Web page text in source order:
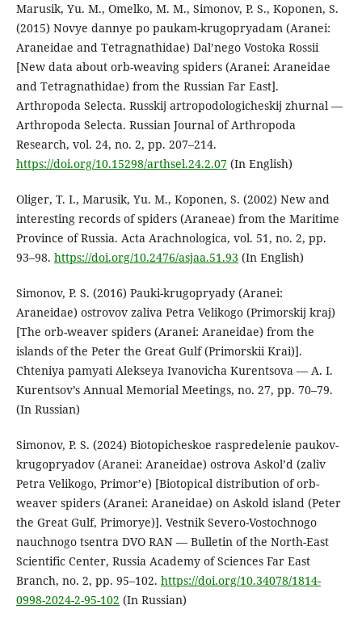
Marusik, Yu. M., Omelko, M. M., Simonov, P. S., Koponen, S.
(2015) Novye dannye po paukam-krugopryadam (Aranei:
Araneidae and Tetragnathidae) Dal’nego Vostoka Rossii
[New data about orb-weaving spiders (Aranei: Araneidae
and Tetragnathidae) from the Russian Far East].
Arthropoda Selecta. Russkij artropodologicheskij zhurnal —
Arthropoda Selecta. Russian Journal of Arthropoda
Research, vol. 24, no. 2, pp. 207–214.
https://doi.org/10.15298/arthsel.24.2.07(In English)
Oliger, T. I., Marusik, Yu. M., Koponen, S. (2002) New and
interesting records of spiders (Araneae) from the Maritime
Province of Russia. Acta Arachnologica, vol. 51, no. 2, pp.
93–98. https://doi.org/10.2476/asjaa.51.93 (In English)
Simonov, P. S. (2016) Pauki-krugopryady (Aranei:
Araneidae) ostrovov zaliva Petra Velikogo (Primorskij kraj)
[The orb-weaver spiders (Aranei: Araneidae) from the
islands of the Peter the Great Gulf (Primorskii Krai)].
Chteniya pamyati Alekseya Ivanovicha Kurentsova — A. I.
Kurentsov’s Annual Memorial Meetings, no. 27, pp. 70–79.
(In Russian)
Simonov, P. S. (2024) Biotopicheskoe raspredelenie paukov-
krugopryadov (Aranei: Araneidae) ostrova Askol’d (zaliv
Petra Velikogo, Primor’e) [Biotopical distribution of orb-
weaver spiders (Aranei: Araneidae) on Askold island (Peter
the Great Gulf, Primorye)]. Vestnik Severo-Vostochnogo
nauchnogo tsentra DVO RAN — Bulletin of the North-East
Scientific Center, Russia Academy of Sciences Far East
Branch, no. 2, pp. 95–102. https://doi.org/10.34078/1814-
0998-2024-2-95-102 (In Russian)